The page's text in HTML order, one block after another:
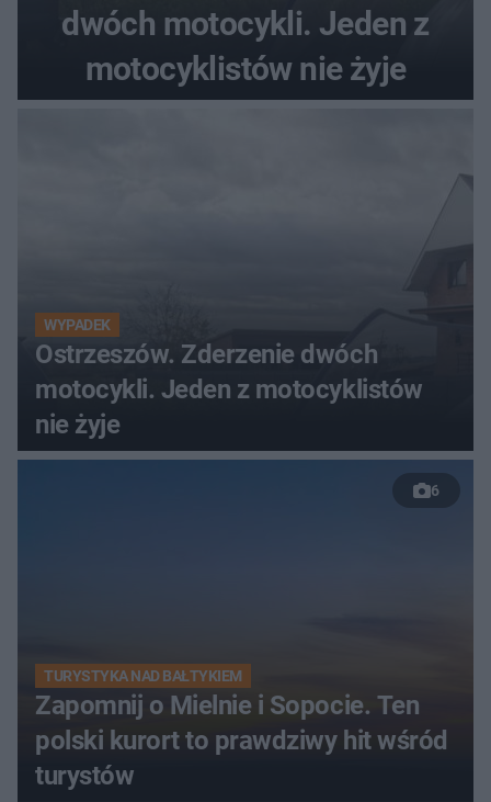
dwóch motocykli. Jeden z
motocyklistów nie żyje
WYPADEK
Ostrzeszów. Zderzenie dwóch
motocykli. Jeden z motocyklistów
nie żyje
6
TURYSTYKA NAD BAŁTYKIEM
Zapomnij o Mielnie i Sopocie. Ten
polski kurort to prawdziwy hit wśród
turystów